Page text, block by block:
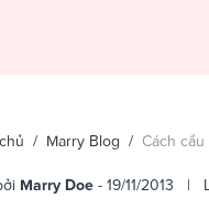
/ Marry Blog / Cách
Marry Doe - 19/11/2013 |